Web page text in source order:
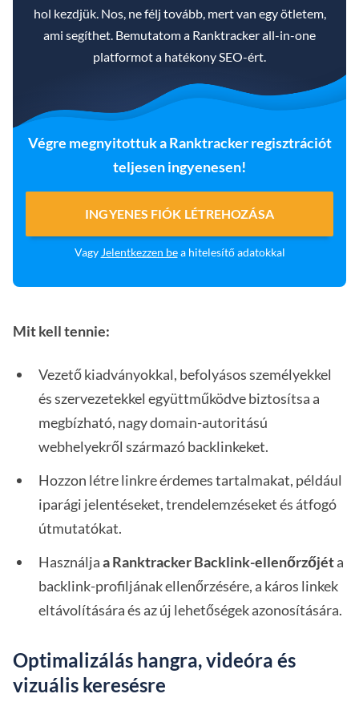
hol kezdjük. Nos, ne félj tovább, mert van egy ötletem,
ami segíthet. Bemutatom a Ranktracker all-in-one
platformot a hatékony SEO-ért.
Végre megnyitottuk a Ranktracker regisztrációt
teljesen ingyenesen!
INGYENES FIÓK LÉTREHOZÁSA
Vagy Jelentkezzen bea hitelesítő adatokkal
Mit kell tennie:
Vezető kiadványokkal, befolyásos személyekkel
és szervezetekkel együttműködve biztosítsa a
megbízható, nagy domain-autoritású
webhelyekről származó backlinkeket.
Hozzon létre linkre érdemes tartalmakat, például
iparági jelentéseket, trendelemzéseket és átfogó
útmutatókat.
Használjaa Ranktracker Backlink-ellenőrzőjéta
backlink-profiljának ellenőrzésére, a káros linkek
eltávolítására és az új lehetőségek azonosítására.
Optimalizálás hangra, videóra és
vizuális keresésre